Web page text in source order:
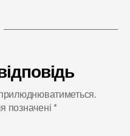
позначені *